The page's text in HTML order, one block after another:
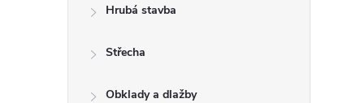
Hrubá stavba
Střecha
Obklady a dlažby